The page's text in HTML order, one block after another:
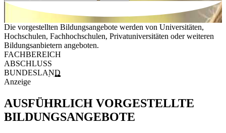
Die vorgestellten Bildungsangebote werden von Universitäten,
Hochschulen, Fachhochschulen, Privatuniversitäten oder weiteren
Bildungsanbietern angeboten.
FACHBEREICH
ABSCHLUSS
BUNDESLAND
Anzeige
AUSFÜHRLICH VORGESTELLTE
BILDUNGSANGEBOTE